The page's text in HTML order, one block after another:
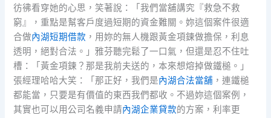
彷彿看穿她的心思，笑著說：「我們當舖講究『救急不救
窮』，重點是幫客戶度過短期的資金難關。妳這個案件很適
合做內湖短期借款 ，用妳的無人機跟黃金項鍊做擔保，利息
透明，絕對合法。」雅芬聽完鬆了一口氣，但還是忍不住吐
槽：「黃金項鍊？那是我前夫送的，本來想熔掉做鐵槌。」
張經理哈哈大笑：「那正好，我們是內湖合法當舖 ，連鐵槌
都能當，只要是有價值的東西我們都收。不過妳這個案例，
其實也可以用公司名義申請內湖企業貸款的方案，利率更